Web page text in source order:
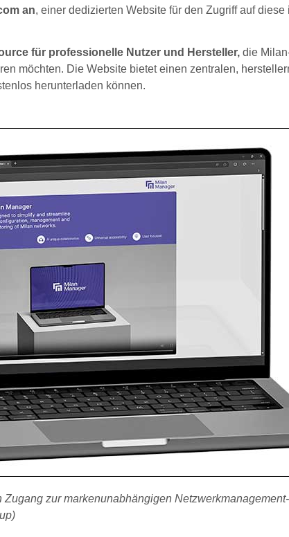
an, einer dedizierten Website für den Zugriff auf diese
für professionelle Nutzer und Hersteller, die
möchten. Die Website bietet einen zentralen,
herunterladen können.
zur markenunabhängigen